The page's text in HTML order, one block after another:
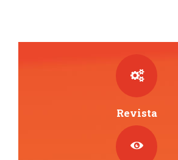
Revista